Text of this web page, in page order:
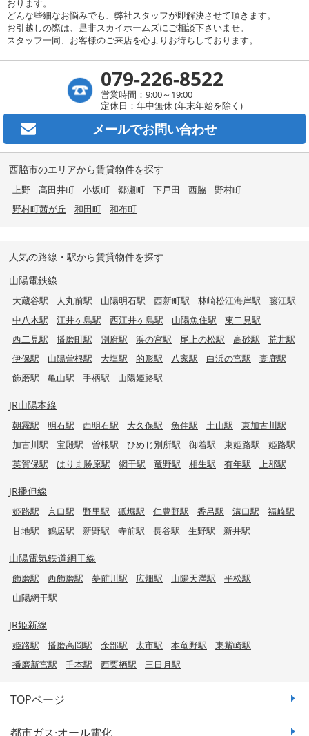
おります。
どんな些細なお悩みでも、弊社スタッフが即解決させて頂きます。
お引越しの際は、是非スカイホームズにご相談下さいませ。
スタッフ一同、お客様のご来店を心よりお待ちしております。
079-226-8522
営業時間：9:00～19:00
定休日：年中無休 (年末年始を除く)
メールでお問い合わせ
西脇市のエリアから賃貸物件を探す
上野 高田井町 小坂町 郷瀬町 下戸田 西脇
野村町
野村町茜が丘
和田町 和布町
人気の路線・駅から賃貸物件を探す
山陽電鉄線
大蔵谷駅 人丸前駅 山陽明石駅 西新町駅 林崎松江海岸駅
藤江駅
中八木駅
江井ヶ島駅 西江井ヶ島駅 山陽魚住駅
東二見駅
西二見駅
播磨町駅 別府駅 浜の宮駅 尾上の松駅 高砂駅
荒井駅
伊保駅
山陽曽根駅 大塩駅 的形駅 八家駅 白浜の宮駅
妻鹿駅
飾磨駅
亀山駅 手柄駅 山陽姫路駅
JR山陽本線
朝霧駅 明石駅 西明石駅 大久保駅 魚住駅 土山駅
東加古川駅
加古川駅
宝殿駅 曽根駅 ひめじ別所駅 御着駅 東姫路駅
姫路駅
英賀保駅
はりま勝原駅 網干駅 竜野駅 相生駅 有年駅 上郡駅
JR播但線
姫路駅 京口駅 野里駅 砥堀駅 仁豊野駅 香呂駅 溝口駅
福崎駅
甘地駅
鶴居駅 新野駅 寺前駅 長谷駅 生野駅 新井駅
山陽電気鉄道網干線
飾磨駅 西飾磨駅 夢前川駅 広畑駅 山陽天満駅
平松駅
山陽網干駅
JR姫新線
姫路駅 播磨高岡駅 余部駅 太市駅 本竜野駅
東觜崎駅
播磨新宮駅
千本駅 西栗栖駅 三日月駅
TOPページ
都市ガス·オール電化